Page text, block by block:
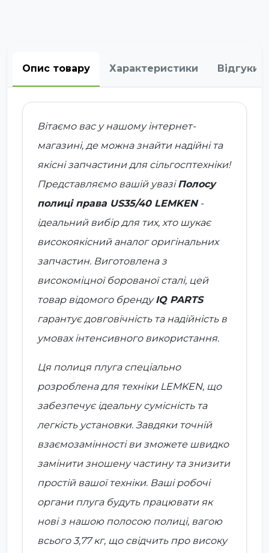
Опис товару Характеристики Відгуки
Вітаємо вас у нашому інтернет-
магазині, де можна знайти надійні та
якісні запчастини для сільгосптехніки!
Представляємо вашій увазіПолосу
полиці права US35/40 LEMKEN-
ідеальний вибір для тих, хто шукає
високоякісний аналог оригінальних
запчастин. Виготовлена з
високоміцноїборованої сталі, цей
товар відомого брендуIQ PARTS
гарантує довговічність та надійність в
умовах інтенсивного використання.
Ця полиця плуга спеціально
розроблена для техніки LEMKEN, що
забезпечує ідеальну сумісність та
легкість установки. Завдяки точній
взаємозамінності ви зможете швидко
замінити зношену частину та знизити
простій вашої техніки. Ваші робочі
органи плуга будуть працювати як
нові з нашою полосою полиці, вагою
всього3,77 кг, що свідчить про високу